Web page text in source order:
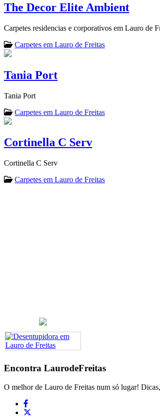
The Decor Elite Ambient
Carpetes residencias e corporativos em Lauro de
Carpetes em Lauro de Freitas
Tania Port
Tania Port
Carpetes em Lauro de Freitas
Cortinella C Serv
Cortinella C Serv
Carpetes em Lauro de Freitas
Encontra LaurodeFreitas
O melhor de Lauro de Freitas num só lugar!